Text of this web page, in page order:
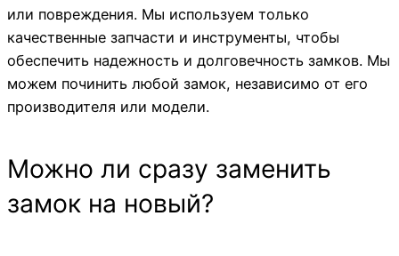
или повреждения. Мы используем только
качественные запчасти и инструменты, чтобы
обеспечить надежность и долговечность замков. Мы
можем починить любой замок, независимо от его
производителя или модели.
Можно ли сразу заменить
замок на новый?